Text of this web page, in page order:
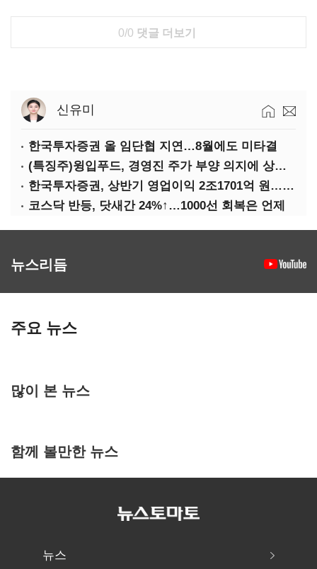
0/0 댓글 더보기
신유미
한국투자증권 올 임단협 지연…8월에도 미타결
(특징주)윙입푸드, 경영진 주가 부양 의지에 상한가
한국투자증권, 상반기 영업이익 2조1701억 원… 전년비 89.1%↑
코스닥 반등, 닷새간 24%↑…1000선 회복은 언제
뉴스리듬
주요 뉴스
많이 본 뉴스
함께 볼만한 뉴스
뉴스